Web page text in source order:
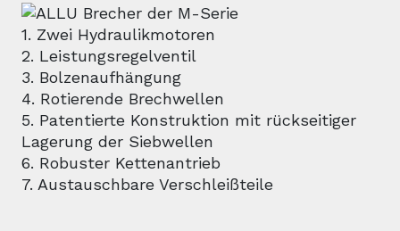
1. Zwei Hydraulikmotoren
2. Leistungsregelventil
3. Bolzenaufhängung
4. Rotierende Brechwellen
5. Patentierte Konstruktion mit rückseitiger
Lagerung der Siebwellen
6. Robuster Kettenantrieb
7. Austauschbare Verschleißteile